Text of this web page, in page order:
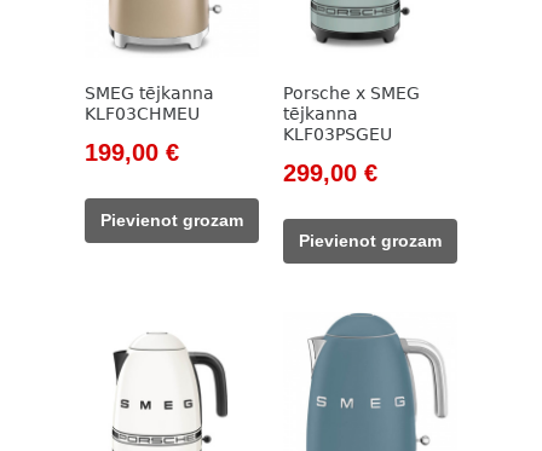
SMEG tējkanna
KLF03CHMEU
Original
was:
229,00 €.
199,00 €Current
199,00 €.
Pievienot grozam
Porsche x SMEG
tējkanna
KLF03PSGEU
Original
was:
399,00 €.
299,00 €Current
299,00 €.
Pievienot grozam